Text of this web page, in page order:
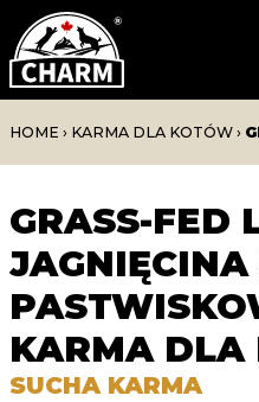
HOME › KARMA DLA KOTÓW›
GRASS-FED
KARMA DLA
SUCHA KARMA